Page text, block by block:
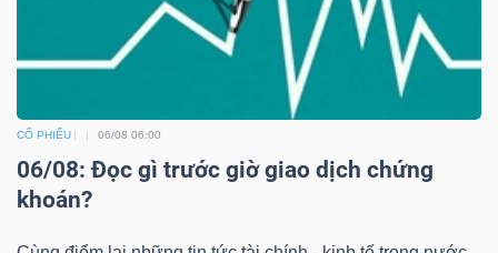
CỔ PHIẾU 06/08 06:00
06/08: Đọc gì trước giờ giao dịch chứng
khoán?